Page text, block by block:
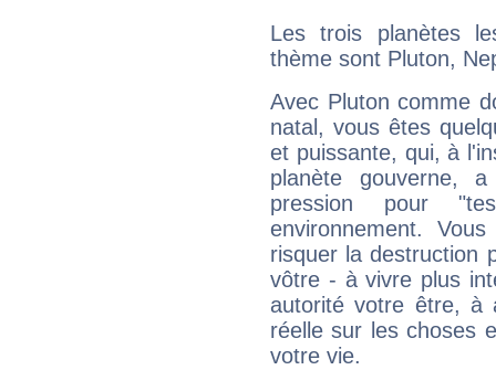
Les trois planètes
thème sont Pluton,
Avec Pluton comme
natal, vous êtes
et puissante, qui, à
planète gouverne,
pression pour
environnement.
risquer la destruction
vôtre - à vivre plus
autorité votre être, à
réelle sur les choses
votre vie.